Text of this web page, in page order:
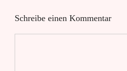
Schreibe einen Kommentar